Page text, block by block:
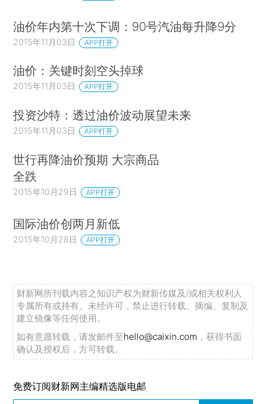
油价年内第十次下调：90号汽油每升降9分
2015年11月03日 APP打开
油价：关键时刻空头掉球
2015年11月03日 APP打开
投资沙特：透过油价波动展望未来
2015年11月03日 APP打开
世行再降油价预期 大宗商品
全跌
2015年10月29日 APP打开
国际油价创两月新低
2015年10月28日 APP打开
财新网所刊载内容之知识产权为财新传媒及/或相关权利人
专属所有或持有。未经许可，禁止进行转载、摘编、复制及
建立镜像等任何使用。
如有意愿转载，请发邮件至hello@caixin.com ，获得书面
确认及授权后，方可转载。
免费订阅财新网主编精选版电邮